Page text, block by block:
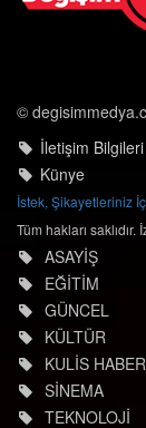
©
İletişim Bilgileri
Künye
İstek, Şikayetleriniz
Tüm hakları saklıdır.
ASAYİŞ
EĞİTİM
GÜNCEL
KÜLTÜR
KULİS HABER
SİNEMA
TEKNOLOJİ